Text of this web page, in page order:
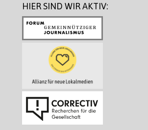
HIER SIND WIR AKTIV: